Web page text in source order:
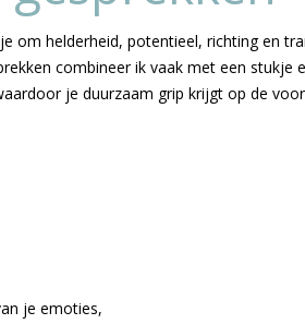
om helderheid, potentieel, richting en
combineer ik vaak met een stukje
je duurzaam grip krijgt op de
je emoties,